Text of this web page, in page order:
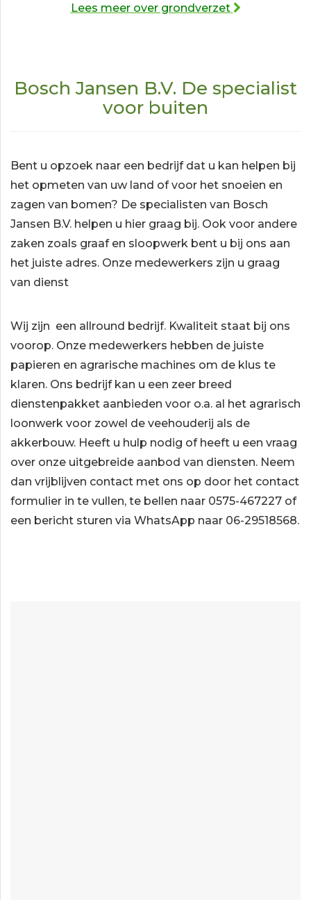
Lees meer over grondverzet
Bosch Jansen B.V. De specialist
voor buiten
Bent u opzoek naar een bedrijf dat u kan helpen bij
het opmeten van uw land of voor het snoeien en
zagen van bomen? De specialisten van Bosch
Jansen B.V. helpen u hier graag bij. Ook voor andere
zaken zoals graaf en sloopwerk bent u bij ons aan
het juiste adres. Onze medewerkers zijn u graag
van dienst
Wij zijn een allround bedrijf. Kwaliteit staat bij ons
voorop. Onze medewerkers hebben de juiste
papieren en agrarische machines om de klus te
klaren. Ons bedrijf kan u een zeer breed
dienstenpakket aanbieden voor o.a. al het agrarisch
loonwerk voor zowel de veehouderij als de
akkerbouw. Heeft u hulp nodig of heeft u een vraag
over onze uitgebreide aanbod van diensten. Neem
dan vrijblijven contact met ons op door het contact
formulier in te vullen, te bellen naar 0575-467227 of
een bericht sturen via WhatsApp naar 06-29518568.